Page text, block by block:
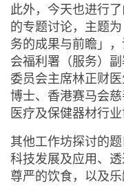
此外，今天也进行
的专题讨论，主题
务的成果与前瞻」
会福利署（服务）
委员会主席林正财
博士、香港赛马会
医疗及保健器材行
其他工作坊探讨的
科技发展及应用、
尊严的饮食，以及